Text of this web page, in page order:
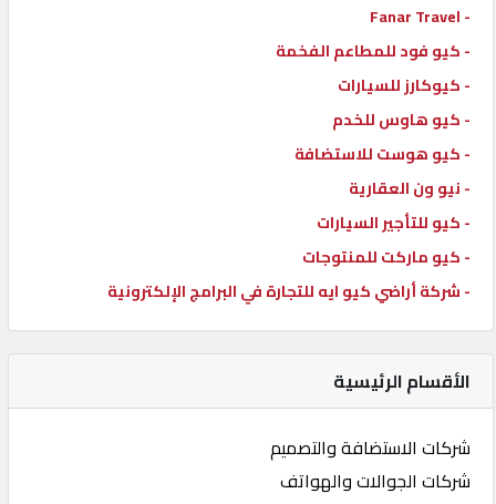
- Fanar Travel
- كيو فود للمطاعم الفخمة
- كيوكارز للسيارات
- كيو هاوس للخدم
- كيو هوست للاستضافة
- نيو ون العقارية
- كيو للتأجير السيارات
- كيو ماركت للمنتوجات
- شركة أراضي كيو ايه للتجارة في البرامج الإلكترونية
الأقسام الرئيسية
شركات الاستضافة والتصميم
شركات الجوالات والهواتف